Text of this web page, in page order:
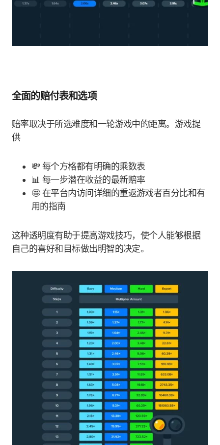
全面的赔付表和选项
赔率取决于所选难度和一轮游戏中的距离。游戏提
供
💸 每个方格都有明确的乘数表
📊 每一步潜在收益的最新赔率
🤩 在平台内访问详细的重返游戏者百分比和有
用的指南
这种透明度有助于提高游戏技巧，使个人能够根据
自己的喜好和目标做出明智的决定。